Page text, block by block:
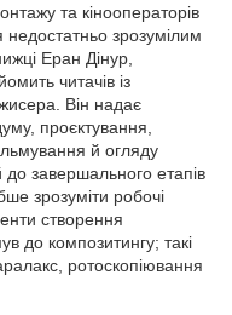
та кінооператорів
недостатньо зрозумілим
Еран Дінур,
читачів із
Він надає
проєктування,
й огляду
до завершального етапів
зрозуміти робочі
створення
до композитингу; такі
ротоскопіювання